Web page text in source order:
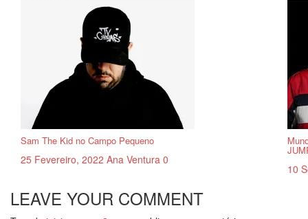
Sam The Kid no Campo Pequeno
25 Fevereiro, 2022 Ana Ventura 0
10
LEAVE YOUR COMMENT